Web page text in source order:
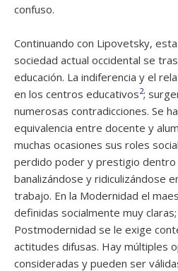
confuso.
Continuando con Lipovetsky,
sociedad actual occidental se
educación. La indiferencia y el
en los centros educativos2;
numerosas contradicciones. Se
equivalencia entre docente y
muchas ocasiones sus roles
perdido poder y prestigio dentro
banalizándose y ridiculizándose
trabajo. En la Modernidad el
definidas socialmente muy
Postmodernidad se le exige
actitudes difusas. Hay múltiples
consideradas y pueden ser